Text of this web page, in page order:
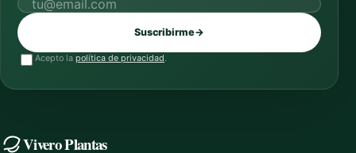
Correo electrónico
Suscribirme→
Acepto la política de privacidad.
Vivero Plantas